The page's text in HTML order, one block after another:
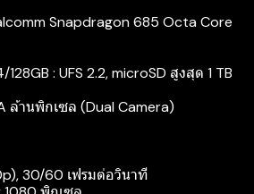
Snapdragon 685 Octa Core
: UFS 2.2, microSD สูงสุด 1 TB
ล้านพิกเซล (Dual Camera)
30/60 เฟรมต่อวินาที